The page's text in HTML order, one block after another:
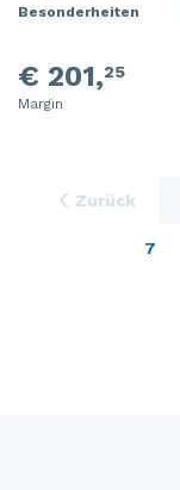
Besonderheiten
€ 201,25
Margin
Zurück
7